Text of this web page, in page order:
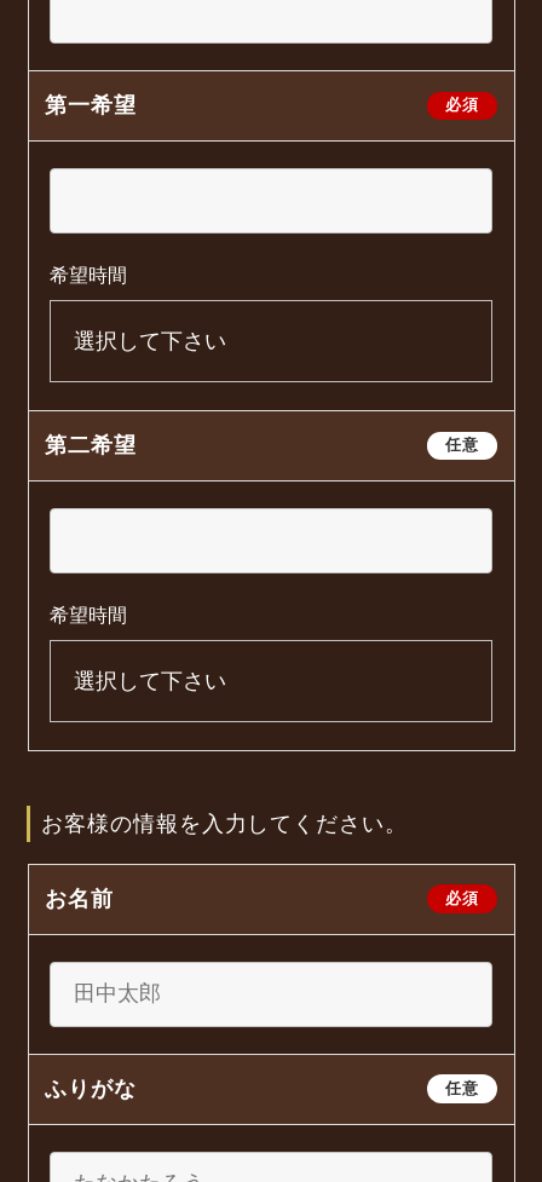
必須
第一希望
希望時間
任意
第二希望
希望時間
お客様の情報を入力してください。
必須
お名前
任意
ふりがな